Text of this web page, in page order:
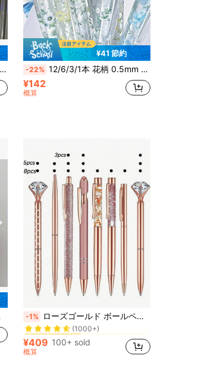
¥41 節約
-22% 12/6/3/1本 花柄 0.5mm 黒 速乾ゲルペン、ノートやオフィス用品に適し、スムーズな書き心地、新学期シーズンの選択
¥142
概算
-1% ローズゴールド ボールペンセット 3/5/8本 グリッターリキッド、ラインストーン&クリスタルデコレーション、黒インク ボールペン、ウェディング/オフィス デスクトップ文房具 学校に戻る
#3 ベストセラー
(1000+)
#3 ベストセラー
(1000+)
#3 ベストセラー
(1000+)
#3 ベストセラー
¥409 100+ sold
概算